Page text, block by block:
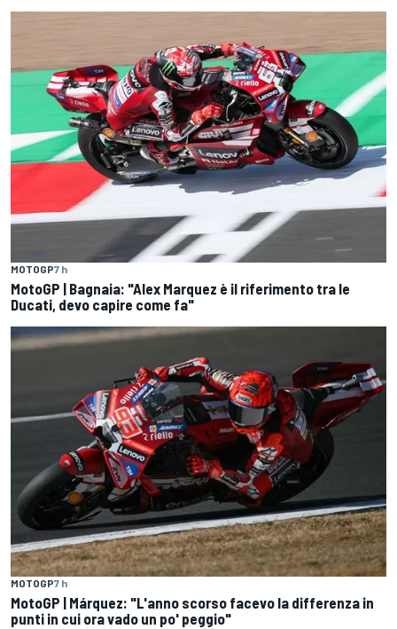
MOTOGP7 h
MotoGP | Bagnaia: "Alex Marquez è il riferimento tra le
Ducati, devo capire come fa"
MOTOGP7 h
MotoGP | Márquez: "L'anno scorso facevo la differenza in
punti in cui ora vado un po' peggio"